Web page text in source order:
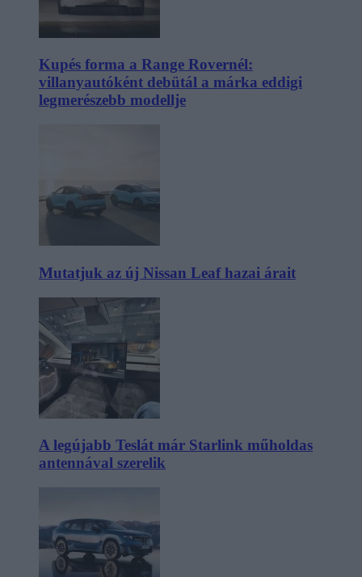
Kupés forma a Range Rovernél:
villanyautóként debütál a márka eddigi
legmerészebb modellje
Mutatjuk az új Nissan Leaf hazai árait
A legújabb Teslát már Starlink műholdas
antennával szerelik